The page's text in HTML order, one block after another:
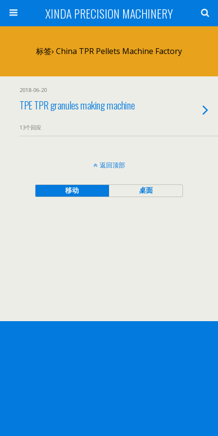
XINDA PRECISION MACHINERY
标签› China TPR Pellets Machine Factory
2018-06-20
TPE TPR granules making machine
13个回应
返回顶部
移动 桌面